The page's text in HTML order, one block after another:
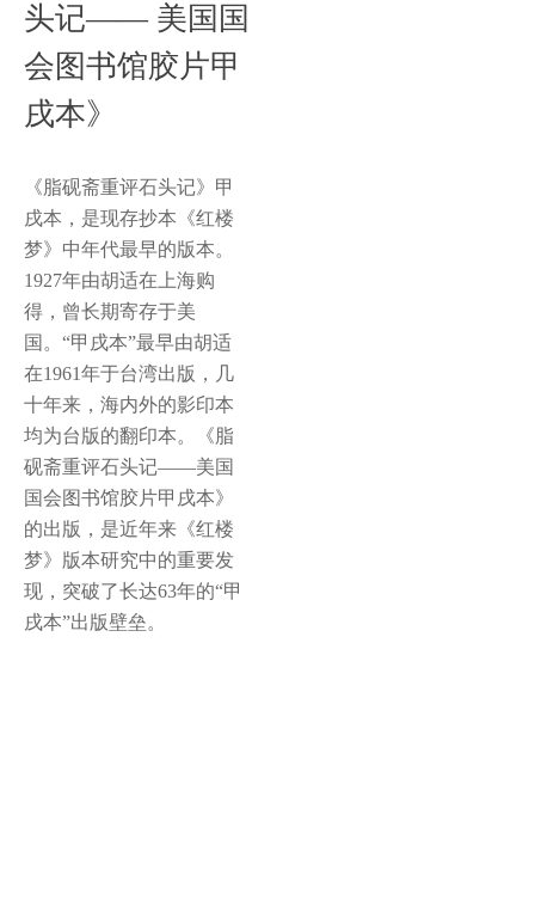
头记—— 美国国
会图书馆胶片甲
戌本》
《脂砚斋重评石头记》甲
戌本，是现存抄本《红楼
梦》中年代最早的版本。
1927年由胡适在上海购
得，曾长期寄存于美
国。“甲戌本”最早由胡适
在1961年于台湾出版，几
十年来，海内外的影印本
均为台版的翻印本。《脂
砚斋重评石头记——美国
国会图书馆胶片甲戌本》
的出版，是近年来《红楼
梦》版本研究中的重要发
现，突破了长达63年的“甲
戌本”出版壁垒。